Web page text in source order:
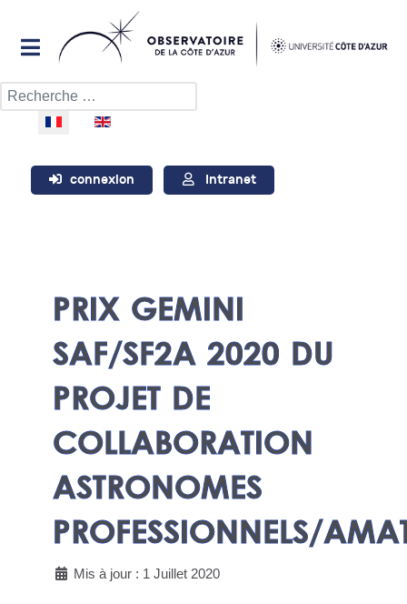
Rechercher
Sélectionnez votre langue
connexion Intranet
PRIX GEMINI
SAF/SF2A 2020 DU
PROJET DE
COLLABORATION
ASTRONOMES
PROFESSIONNELS/
Mis à jour : 1 Juillet 2020